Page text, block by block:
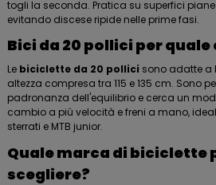
togli la seconda. Pratica su superfici
evitando discese ripide nelle prime fasi.
Bici da 20 pollici per quale
Le biciclette da 20 pollici sono adatte a
altezza compresa tra 115 e 135 cm. Sono
padronanza dell'equilibrio e cerca un
cambio a più velocità e freni a mano,
sterrati e MTB junior.
Quale marca di biciclette
scegliere?